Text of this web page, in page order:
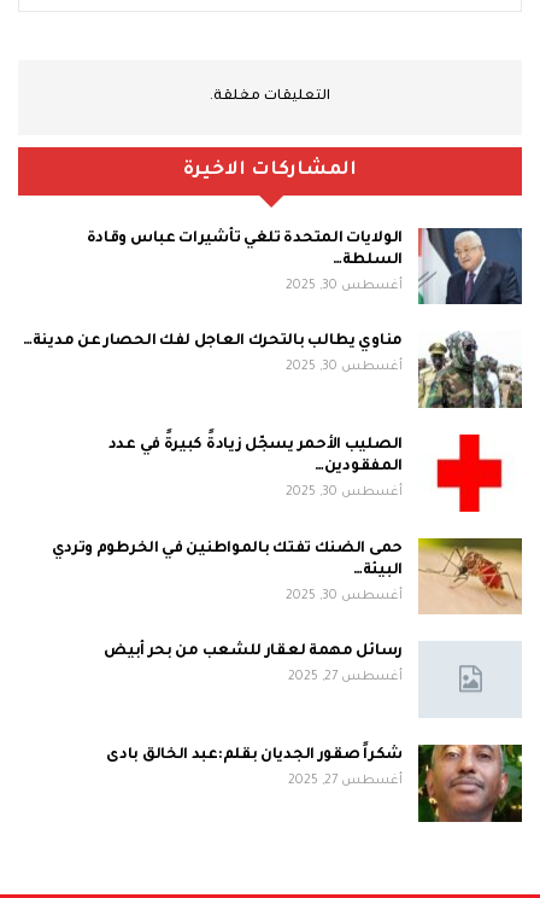
التعليقات مغلقة.
المشاركات الاخيرة
الولايات المتحدة تلغي تأشيرات عباس وقادة
السلطة…
أغسطس 30, 2025
مناوي يطالب بالتحرك العاجل لفك الحصار عن مدينة…
أغسطس 30, 2025
الصليب الأحمر يسجّل زيادةً كبيرةً في عدد
المفقودين…
أغسطس 30, 2025
حمى الضنك تفتك بالمواطنين في الخرطوم وتردي
البيئة…
أغسطس 30, 2025
رسائل مهمة لعقار للشعب من بحر أبيض
أغسطس 27, 2025
شكراً صقور الجديان بقلم:عبد الخالق بادى
أغسطس 27, 2025